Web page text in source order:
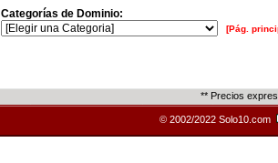
Categorías de Dominio:
[Pág.
** Precios
© 2002/2022 Solo10.com